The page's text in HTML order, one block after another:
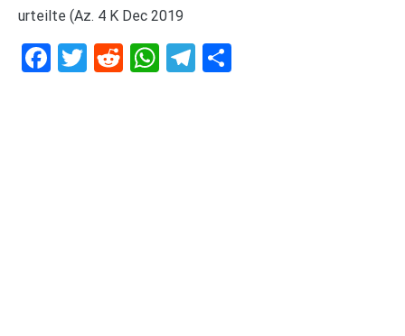
urteilte (Az. 4 K Dec 2019
Facebook
Twitter
RedditWhatsApp
Telegram